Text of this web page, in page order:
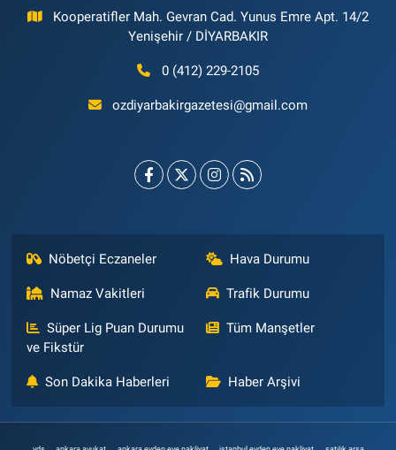
Kooperatifler Mah. Gevran Cad. Yunus Emre Apt. 14/2
Yenişehir / DİYARBAKIR
0 (412) 229-2105
ozdiyarbakirgazetesi@gmail.com
Nöbetçi Eczaneler Hava Durumu
Namaz Vakitleri Trafik Durumu
Süper Lig Puan Durumu
ve Fikstür
Tüm Manşetler
Son Dakika Haberleri Haber Arşivi